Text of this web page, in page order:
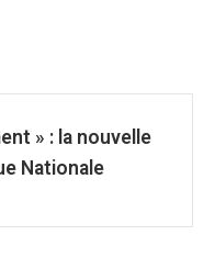
» : la nouvelle
Nationale